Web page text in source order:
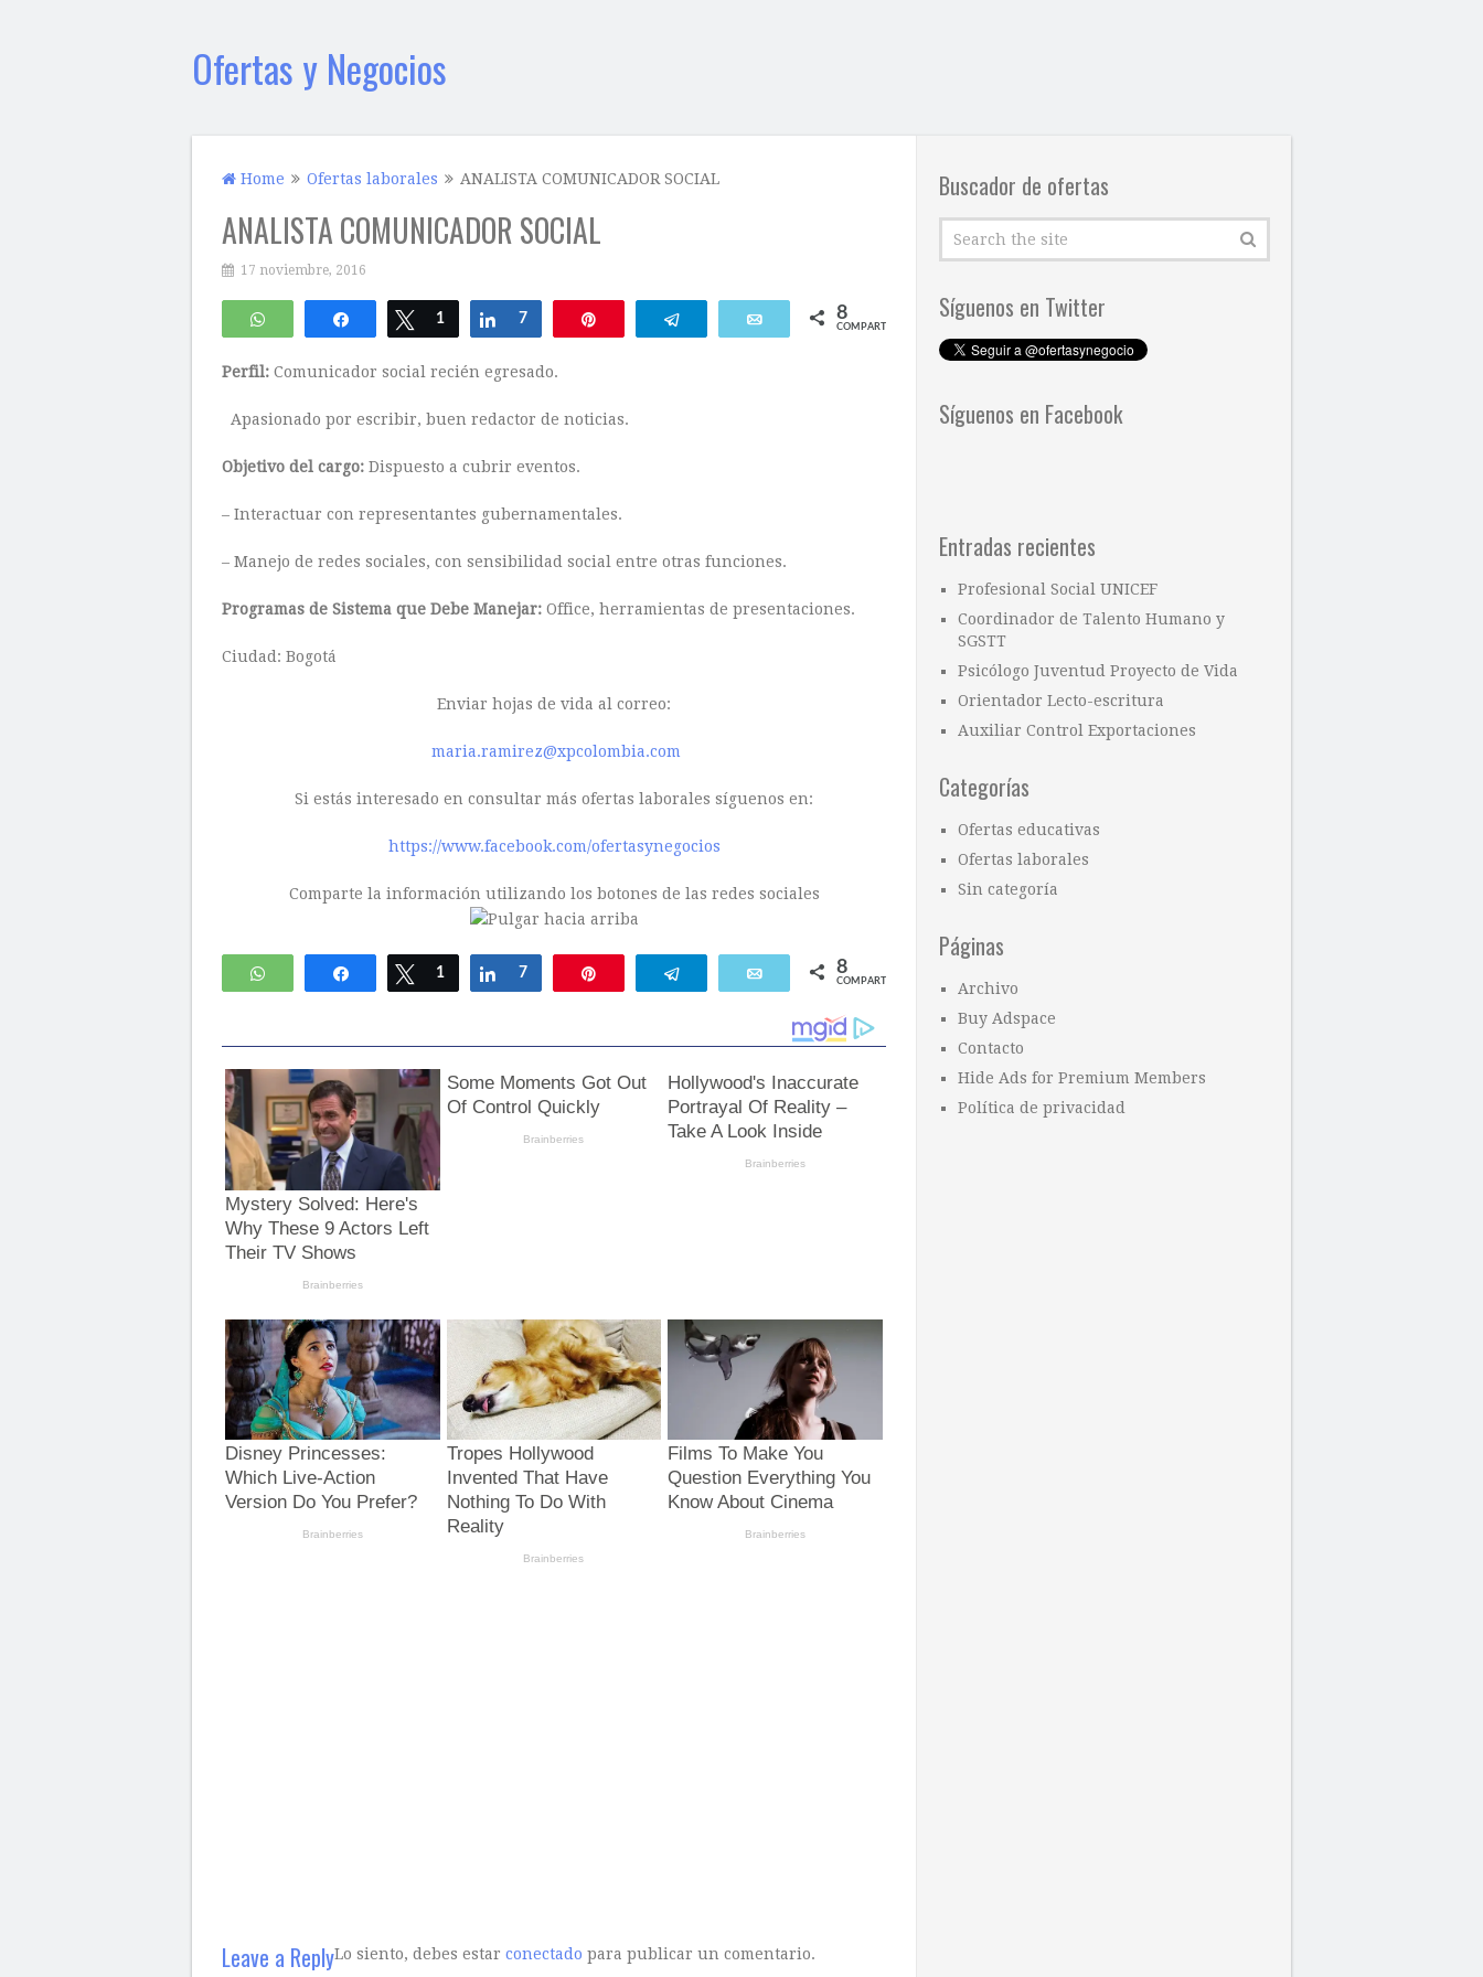
Ofertas y Negocios
Home Ofertas laborales ANALISTA COMUNICADOR SOCIAL
ANALISTA COMUNICADOR SOCIAL
17 noviembre, 2016
WhatsApp Compartir Twittear
1 Compartir
7 Telegram Email 8
COMPARTIR
Perfil: Comunicador social recién egresado.
Apasionado por escribir, buen redactor de noticias.
Objetivo del cargo: Dispuesto a cubrir eventos.
– Interactuar con representantes gubernamentales.
– Manejo de redes sociales, con sensibilidad social entre otras funciones.
Programas de Sistema que Debe Manejar: Office, herramientas de presentaciones.
Ciudad: Bogotá
Enviar hojas de vida al correo:
maria.ramirez@xpcolombia.com
Si estás interesado en consultar más ofertas laborales síguenos en:
https://www.facebook.com/ofertasynegocios
Comparte la información utilizando los botones de las redes sociales
WhatsApp Compartir Twittear
1 Compartir
7 Telegram Email 8
COMPARTIR
Leave a ReplyLo siento, debes estar conectado para publicar un comentario.
Buscador de ofertas
Síguenos en Twitter
Síguenos en Facebook
Entradas recientes
Profesional Social UNICEF
Coordinador de Talento Humano y
SGSTT
Psicólogo Juventud Proyecto de Vida
Orientador Lecto-escritura
Auxiliar Control Exportaciones
Categorías
Ofertas educativas
Ofertas laborales
Sin categoría
Páginas
Archivo
Buy Adspace
Contacto
Hide Ads for Premium Members
Política de privacidad